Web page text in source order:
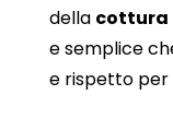
della cottura
e semplice
e rispetto per